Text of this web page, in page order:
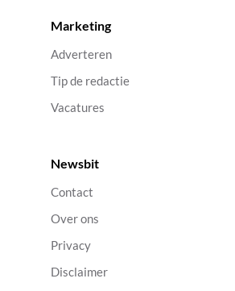
Marketing
Adverteren
Tip de redactie
Vacatures
Newsbit
Contact
Over ons
Privacy
Disclaimer